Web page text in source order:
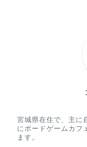
宮城県在住で、主に
にボードゲームカフ
ます。